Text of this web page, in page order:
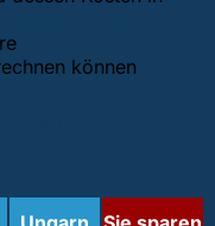
können